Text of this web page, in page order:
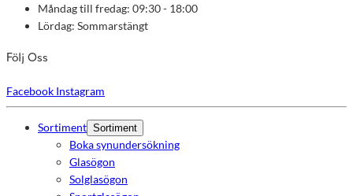
Måndag till fredag: 09:30 - 18:00
Lördag: Sommarstängt
Följ Oss
Facebook Instagram
Sortiment Sortiment
Boka synundersökning
Glasögon
Solglasögon